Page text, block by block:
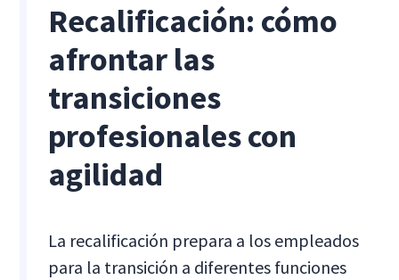
Recalificación: cómo
afrontar las
transiciones
profesionales con
agilidad
La recalificación prepara a los empleados
para la transición a diferentes funciones